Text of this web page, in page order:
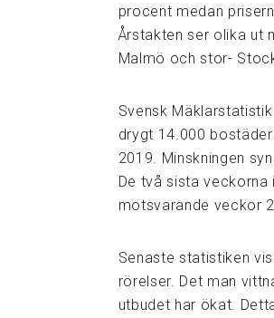
procent medan
Årstakten ser olika ut
Malmö och stor-
Svensk
drygt 14.000
2019. Minskningen
De två sista
motsvarande veckor
Senaste statistiken
rörelser. Det man
utbudet har ökat.